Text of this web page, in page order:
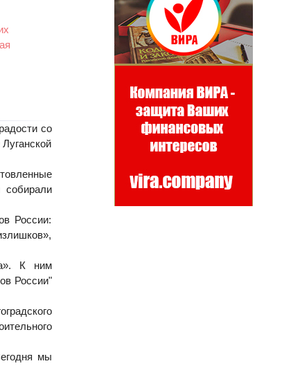
со
России:
К ним
России"
мы